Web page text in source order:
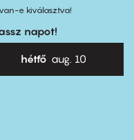
e kiválasztva!
napot!
hétfő aug. 10